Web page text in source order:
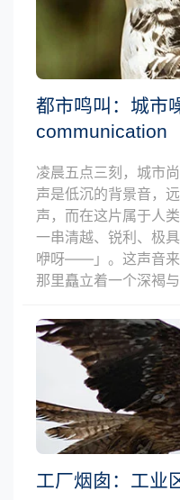
都市鸣叫：城市
communication
凌晨五点三刻，城市
声是低沉的背景音，
声，而在这片属于人
一串清越、锐利、
咿呀——」。这声音来
那里矗立着一个深褐
工厂烟囱：工业